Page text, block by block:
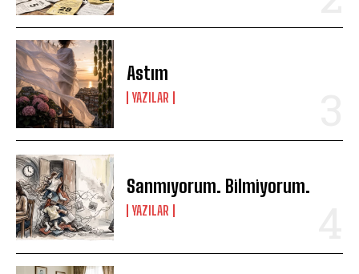
Astım
YAZILAR
Sanmıyorum. Bilmiyorum.
YAZILAR